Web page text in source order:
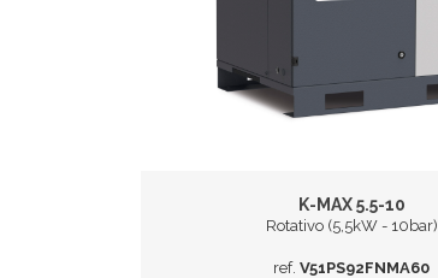
K-MAX 5.5-10
Rotativo (5,5kW - 10bar)
ref. V51PS92FNMA60